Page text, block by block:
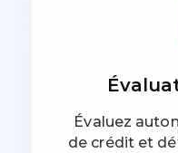
Évaluez
de crédit et